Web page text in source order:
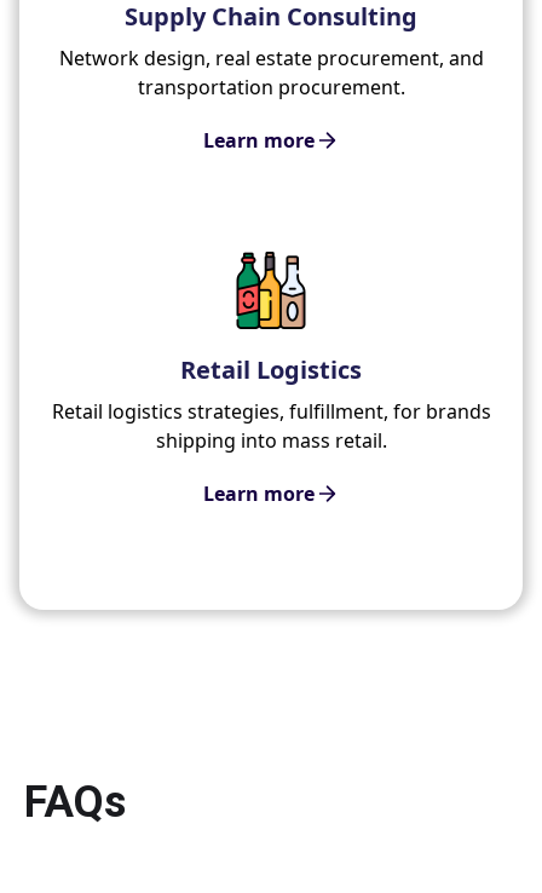
Supply Chain Consulting
Network design, real estate procurement, and
transportation procurement.
Learn more
Retail Logistics
Retail logistics strategies, fulfillment, for brands
shipping into mass retail.
Learn more
FAQs